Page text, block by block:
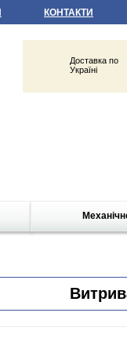
КОНТАКТИ
Доставка по
Україні